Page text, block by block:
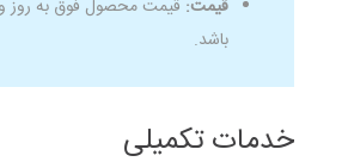
قیمت: قیمت محصول فوق به روز
باشد.
خدمات تکمیلی